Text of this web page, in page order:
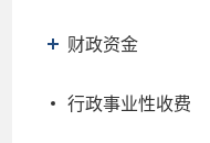
财政资金
行政事业性收费